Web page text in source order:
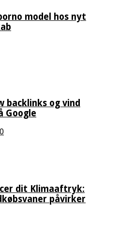
model hos nyt
backlinks og vind
Google
dit Klimaaftryk:
påvirker